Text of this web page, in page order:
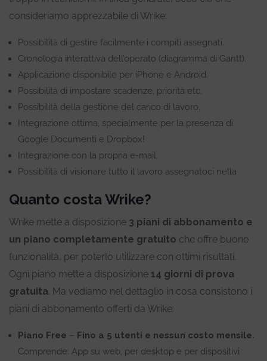
consideriamo apprezzabile di Wrike:
Possibilità di gestire facilmente i compiti assegnati.
Cronologia interattiva dell’operato (diagramma di Gantt).
Applicazione disponibile per iPhone e Android.
Possibilità di impostare scadenze, priorità etc.
Possibilità della gestione del carico di lavoro.
Integrazione ottima, specialmente per la presenza di
Google Documenti e Dropbox!
Integrazione con la propria e-mail.
Possibilità di visionare tutto il lavoro assegnatoci nella
Quanto costa Wrike?
Wrike mette a disposizione 3 piani di abbonamento e
un piano completamente gratuito che offre buone
funzionalità, per poterlo utilizzare con ottimi risultati.
Ogni piano mette a disposizione 14 giorni di prova
gratuita . Ma vediamo nel dettaglio in cosa consistono i
piani di abbonamento offerti da Wrike:
Piano Free – Fino a 5 utenti e nessun costo mensile.
Comprende: App su web, per desktop e per dispositivi